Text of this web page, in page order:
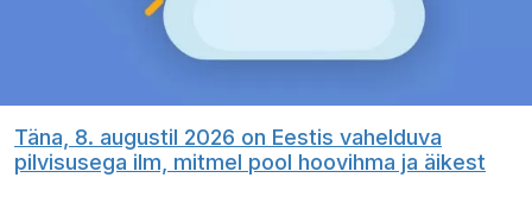
Täna, 8. augustil 2026 on Eestis vahelduva
pilvisusega ilm, mitmel pool hoovihma ja äikest